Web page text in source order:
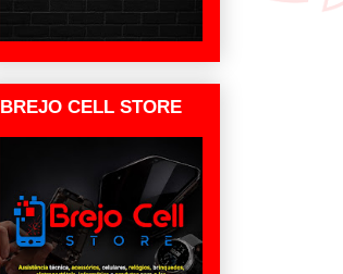
BREJO CELL STORE